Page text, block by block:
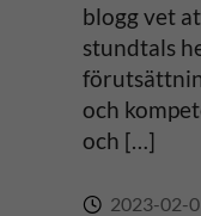
blogg vet
stundtals
och
och […]
2023-02-